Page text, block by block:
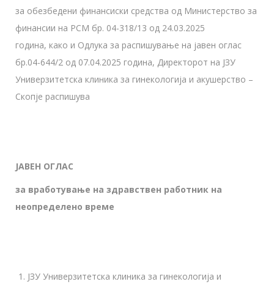
за обезбедени финансиски средства од Министерство за
финансии на РСМ бр. 04-318/13 од 24.03.2025
година, како и Одлука за распишување на јавен оглас
бр.04-644/2 од 07.04.2025 година, Директорот на ЈЗУ
Универзитетска клиника за гинекологија и акушерство –
Скопје распишува
ЈАВЕН ОГЛАС
за вработување на здравствен работник на
неопределено време
ЈЗУ Универзитетска клиника за гинекологија и